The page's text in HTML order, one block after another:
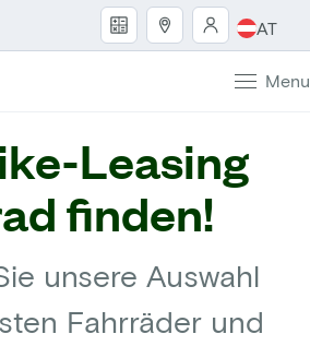
AT
Menu
Leasing
finden!
unsere Auswahl
Fahrräder und